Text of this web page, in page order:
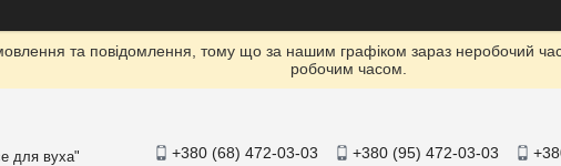
та повідомлення, тому що за нашим графіком зараз неробочий
робочим часом.
для вуха" +380 (68) 472-03-03 +380 (95) 472-03-03